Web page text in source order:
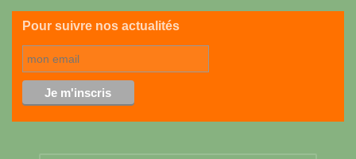
Pour suivre nos actualités